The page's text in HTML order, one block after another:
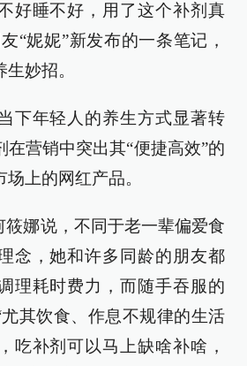
好睡不好，用了这个补剂真
“妮妮”新发布的一条笔记，
妙招。
下年轻人的养生方式显著转
在营销中突出其“便捷高效”的
上的网红产品。
筱娜说，不同于老一辈偏爱食
念，她和许多同龄的朋友都
理耗时费力，而随手吞服的
其饮食、作息不规律的生活
吃补剂可以马上缺啥补啥，